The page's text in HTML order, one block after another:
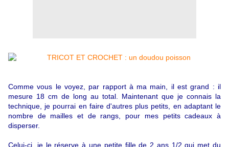
Comme vous le voyez, par rapport à ma main, il est grand : il
mesure 18 cm de long au total. Maintenant que je connais la
technique, je pourrai en faire d'autres plus petits, en adaptant le
nombre de mailles et de rangs, pour mes petits cadeaux à
disperser.
Celui-ci, je le réserve à une petite fille de 2 ans 1/2 qui met du